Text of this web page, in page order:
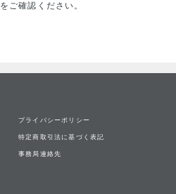
をご確認ください。
プライバシーポリシー
特定商取引法に基づく表記
事務局連絡先